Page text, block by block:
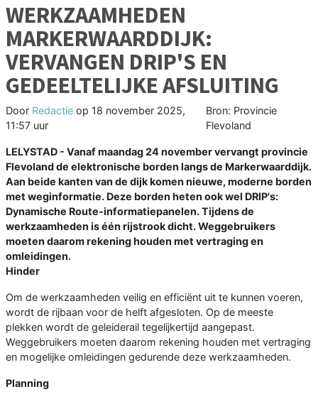
WERKZAAMHEDEN
MARKERWAARDDIJK:
VERVANGEN DRIP'S EN
GEDEELTELIJKE AFSLUITING
Door Redactie op 18 november 2025,
11:57 uur
Bron: Provincie
Flevoland
LELYSTAD - Vanaf maandag 24 november vervangt provincie
Flevoland de elektronische borden langs de Markerwaarddijk.
Aan beide kanten van de dijk komen nieuwe, moderne borden
met weginformatie. Deze borden heten ook wel DRIP's:
Dynamische Route-informatiepanelen. Tijdens de
werkzaamheden is één rijstrook dicht. Weggebruikers
moeten daarom rekening houden met vertraging en
omleidingen.
Hinder
Om de werkzaamheden veilig en efficiënt uit te kunnen voeren,
wordt de rijbaan voor de helft afgesloten. Op de meeste
plekken wordt de geleiderail tegelijkertijd aangepast.
Weggebruikers moeten daarom rekening houden met vertraging
en mogelijke omleidingen gedurende deze werkzaamheden.
Planning